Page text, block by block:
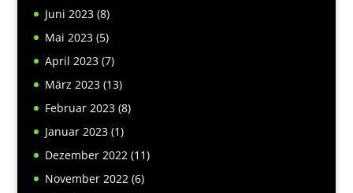
Juni 2023(8)
Mai 2023(5)
April 2023(7)
März 2023(13)
Februar 2023(8)
Januar 2023(1)
Dezember 2022 (11)
November 2022 (6)